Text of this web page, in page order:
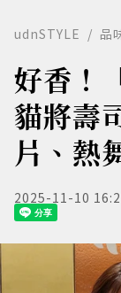
udnSTYLE 品
好香！
貓將壽
片、熱
2025-11-10